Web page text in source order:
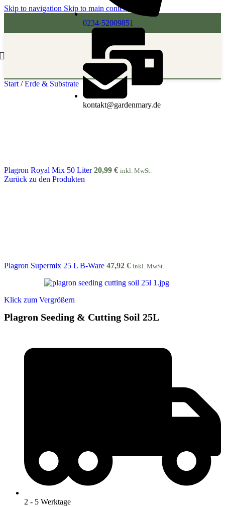
Skip to navigation Skip to main content
0234-52009851
kontakt@gardenmary.de
Start / Erde & Substrate
Plagron Royal Mix 50 Liter20,99 € inkl. MwSt.
Zurück zu den Produkten
Plagron Supermix 25 L B-Ware 47,92 € inkl. MwSt.
Klick zum Vergrößern
Plagron Seeding & Cutting Soil 25L
2 - 5 Werktage